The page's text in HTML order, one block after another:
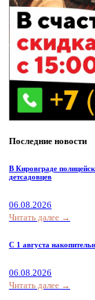
Последние новости
В Кировграде
детсадовцев
06.08.2026
Читать далее →
С 1 августа
06.08.2026
Читать далее →